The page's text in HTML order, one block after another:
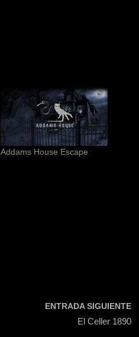
Addams House Escape
ENTRADA SIGUIENTE
El Celler 1890